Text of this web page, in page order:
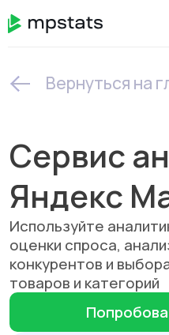
Яндекс
Используйте аналитику
оценки спроса, анализа
конкурентов и выбора
товаров и категорий
Попробовать